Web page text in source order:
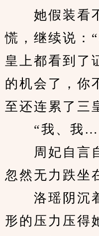
她假装看不
慌，继续说：
皇上都看到了
的机会了，你
至还连累了三
“我、我
周妃自言自
忽然无力跌坐
洛瑶阴沉着
形的压力压得